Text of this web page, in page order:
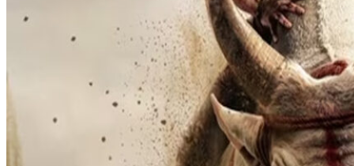
പ്രേക്ഷകര്‍ ആകാംക്ഷയോടെ കാത്തിരുന്ന എസ്.എസ്.
രാജമൗലിമഹേഷ് ബാബു ചിത്രം ‘വാരണാസി’യുടെ